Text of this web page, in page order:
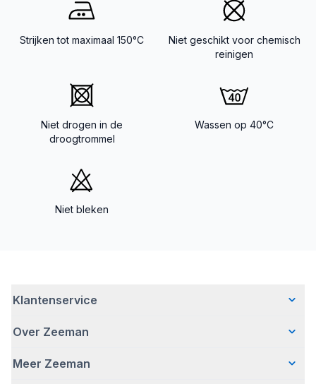
Strijken tot maximaal 150°C
Niet geschikt voor chemisch
reinigen
Niet drogen in de
droogtrommel
Wassen op 40°C
Niet bleken
Klantenservice
Veelgestelde vragen
Bezorgen
Over Zeeman
Wie wij zijn
Meer Zeeman